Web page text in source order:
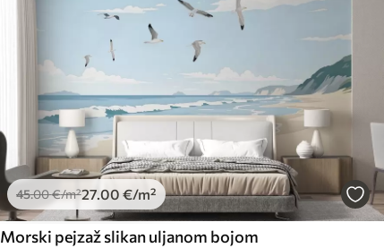
45.00€/m²27.00 €/m²
Morski pejzaž slikan uljanom bojom